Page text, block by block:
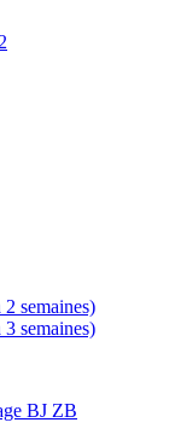
semaines)
semaines)